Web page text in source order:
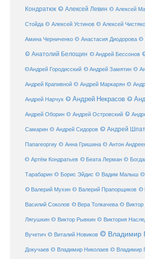
Кондратюк © Алексей Левин © Алексей
Стойда © Алексей Устинов © Алексей
Амина Черниченко © Анастасия Диодорова ©
© Анатолий Белощин © Андрей Бессонов
©Андрей Городисский © Андрей Замятин ©
Андрей Крапивной © Андрей Маркарян ©
Андрей Нарчук © Андрей Некрасов ©
Андрей Оборин © Андрей Островский ©
Самарин © Андрей Сидоров © Андрей
Папагеоргиу © Анна Гришина © Антон
© Артём Кондратьев © Беата Лерман ©
Тарабарин © Борис Эйдис © Вадим Малыш ©
© Валерий Мухин © Валерий Прапорщиков ©
Василий Соколов © Вера Толкачева © Виктор
Лягушкин © Виктор Рывкин © Виктория
Вучетич © Виталий Новиков © Владимир
Докучаев © Владимир Николаев © Владимир